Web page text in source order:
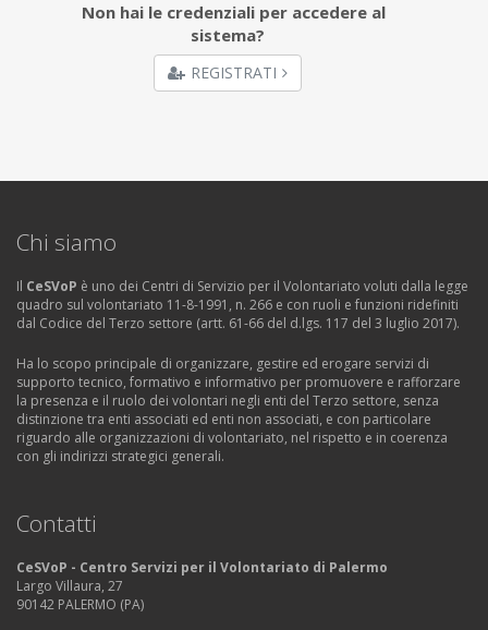
Non hai le credenziali per accedere al
sistema?
REGISTRATI
Chi siamo
Il CeSVoP è uno dei Centri di Servizio per il Volontariato voluti dalla legge
quadro sul volontariato 11-8-1991, n. 266 e con ruoli e funzioni ridefiniti
dal Codice del Terzo settore (artt. 61-66 del d.lgs. 117 del 3 luglio 2017).
Ha lo scopo principale di organizzare, gestire ed erogare servizi di
supporto tecnico, formativo e informativo per promuovere e rafforzare
la presenza e il ruolo dei volontari negli enti del Terzo settore, senza
distinzione tra enti associati ed enti non associati, e con particolare
riguardo alle organizzazioni di volontariato, nel rispetto e in coerenza
con gli indirizzi strategici generali.
Contatti
CeSVoP - Centro Servizi per il Volontariato di Palermo
Largo Villaura, 27
90142 PALERMO (PA)